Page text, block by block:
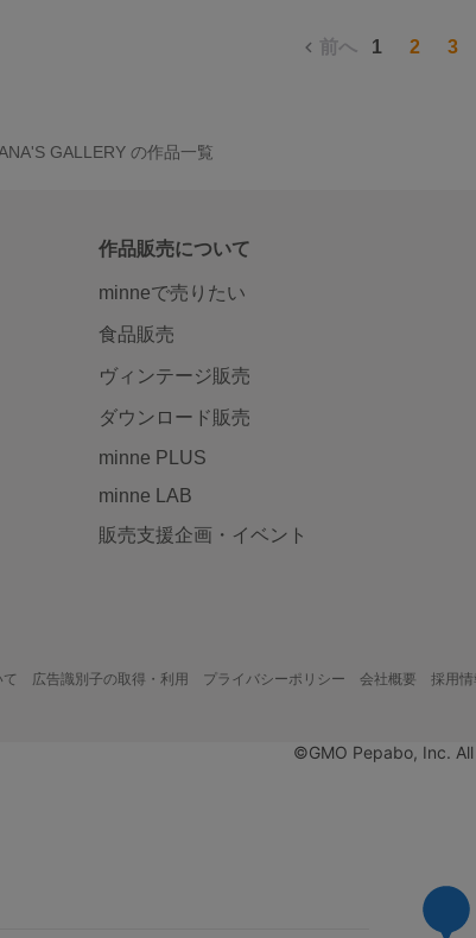
前へ 1 2 3
GALLERY の作品一覧
作品販売について
minneで売りたい
食品販売
ヴィンテージ販売
ダウンロード販売
minne PLUS
minne LAB
販売支援企画・イベント
広告識別子の取得・利用 プライバシーポリシー 会社概要 採用情
©GMO Pepabo, Inc.